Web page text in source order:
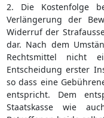
2. Die Kostenfolge
Verlängerung der
Widerruf der
dar. Nach dem
Rechtsmittel nicht
Entscheidung erster
so dass eine
entspricht. Dem
Staatskasse wie